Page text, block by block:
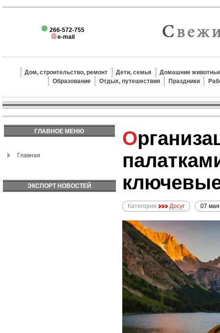
266-572-755
e-mail
Дом, строительство, ремонт Дети, семья
Домашние
Образование
Отдых, путешествия Праздники
ГЛАВНОЕ МЕНЮ
Главная
ЭКСПОРТ НОВОСТЕЙ
Организация похода с
Категория Досуг 07